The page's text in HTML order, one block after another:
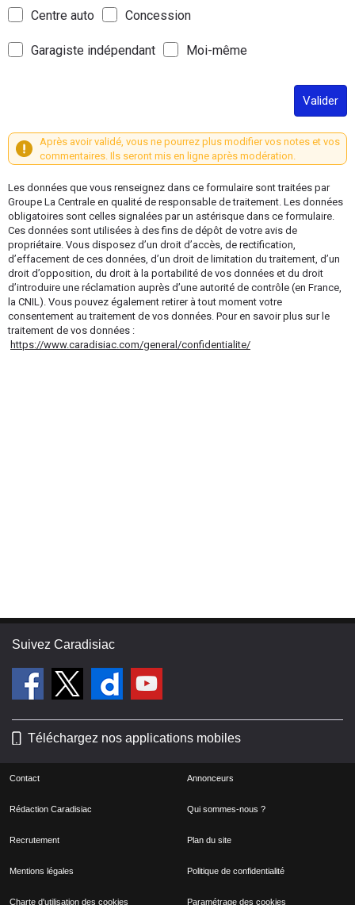
Centre auto Concession
Garagiste indépendant Moi-même
Valider
Après avoir validé, vous ne pourrez plus modifier vos notes et vos
commentaires. Ils seront mis en ligne après modération.
Les données que vous renseignez dans ce formulaire sont traitées par
Groupe La Centrale en qualité de responsable de traitement. Les données
obligatoires sont celles signalées par un astérisque dans ce formulaire.
Ces données sont utilisées à des fins de dépôt de votre avis de
propriétaire. Vous disposez d’un droit d’accès, de rectification,
d’effacement de ces données, d’un droit de limitation du traitement, d’un
droit d’opposition, du droit à la portabilité de vos données et du droit
d’introduire une réclamation auprès d’une autorité de contrôle (en France,
la CNIL). Vous pouvez également retirer à tout moment votre
consentement au traitement de vos données. Pour en savoir plus sur le
traitement de vos données :
https://www.caradisiac.com/general/confidentialite/
Suivez Caradisiac
Téléchargez nos applications mobiles
Contact Annonceurs
Rédaction Caradisiac Qui sommes-nous ?
Recrutement Plan du site
Mentions légales Politique de confidentialité
Charte d'utilisation des cookies Paramétrage des cookies